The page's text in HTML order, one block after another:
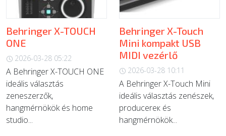
Behringer X-TOUCH
ONE
2026-03-28 05:22
A Behringer X-TOUCH ONE
ideális választás
zeneszerzők,
hangmérnökök és home
studio...
Behringer X-Touch
Mini kompakt USB
MIDI vezérlő
2026-03-28 10:11
A Behringer X-Touch Mini
ideális választás zenészek,
producerек és
hangmérnökök...